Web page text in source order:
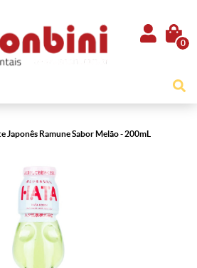
0
Japonês Ramune Sabor Melão - 200mL